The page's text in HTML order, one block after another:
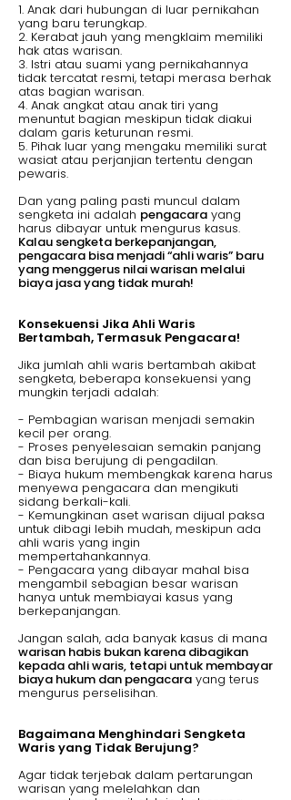
1. Anak dari hubungan di luar pernikahan
yang baru terungkap.
2. Kerabat jauh yang mengklaim memiliki
hak atas warisan.
3. Istri atau suami yang pernikahannya
tidak tercatat resmi, tetapi merasa berhak
atas bagian warisan.
4. Anak angkat atau anak tiri yang
menuntut bagian meskipun tidak diakui
dalam garis keturunan resmi.
5. Pihak luar yang mengaku memiliki surat
wasiat atau perjanjian tertentu dengan
pewaris.
Dan yang paling pasti muncul dalam
sengketa ini adalah pengacara yang
harus dibayar untuk mengurus kasus.
Kalau sengketa berkepanjangan,
pengacara bisa menjadi “ahli waris” baru
yang menggerus nilai warisan melalui
biaya jasa yang tidak murah!
Konsekuensi Jika Ahli Waris
Bertambah, Termasuk Pengacara!
Jika jumlah ahli waris bertambah akibat
sengketa, beberapa konsekuensi yang
mungkin terjadi adalah:
- Pembagian warisan menjadi semakin
kecil per orang.
- Proses penyelesaian semakin panjang
dan bisa berujung di pengadilan.
- Biaya hukum membengkak karena harus
menyewa pengacara dan mengikuti
sidang berkali-kali.
- Kemungkinan aset warisan dijual paksa
untuk dibagi lebih mudah, meskipun ada
ahli waris yang ingin
mempertahankannya.
- Pengacara yang dibayar mahal bisa
mengambil sebagian besar warisan
hanya untuk membiayai kasus yang
berkepanjangan.
Jangan salah, ada banyak kasus di mana
warisan habis bukan karena dibagikan
kepada ahli waris, tetapi untuk membayar
biaya hukum dan pengacara yang terus
mengurus perselisihan.
Bagaimana Menghindari Sengketa
Waris yang Tidak Berujung?
Agar tidak terjebak dalam pertarungan
warisan yang melelahkan dan